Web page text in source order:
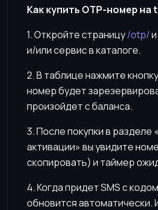
Как купить OTP-номер
1. Откройте страницу/otp/
и/или сервис в каталоге.
2. В таблице нажмите
номер будет
произойдет с баланса.
3. После покупки в разделе
активации» вы увидите
скопировать) и таймер
4. Когда придет SMS с
обновится автоматически.